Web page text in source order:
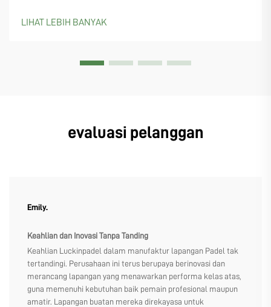
terlupakan menjadi area olahraga instan, di mana saja—mulai
LIHAT LEBIH BANYAK
evaluasi pelanggan
Emily.
Keahlian dan Inovasi Tanpa Tanding
Keahlian Luckinpadel dalam manufaktur lapangan Padel tak
tertandingi. Perusahaan ini terus berupaya berinovasi dan
merancang lapangan yang menawarkan performa kelas atas,
guna memenuhi kebutuhan baik pemain profesional maupun
amatir. Lapangan buatan mereka direkayasa untuk